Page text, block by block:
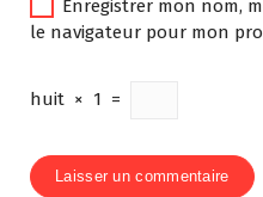
Enregistrer mon nom,
le navigateur pour mon
huit × 1 =